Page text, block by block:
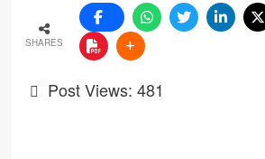
SHARES
Post Views: 481